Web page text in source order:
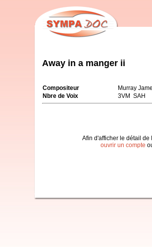
Away in a manger ii
Compositeur
Murray
Nbre de Voix
3VM SAH
Afin d'afficher le détail de
ouvrir un compte